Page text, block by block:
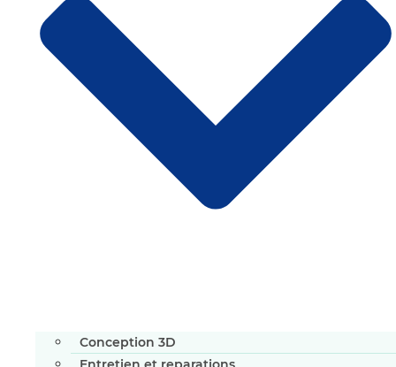
Conception 3D